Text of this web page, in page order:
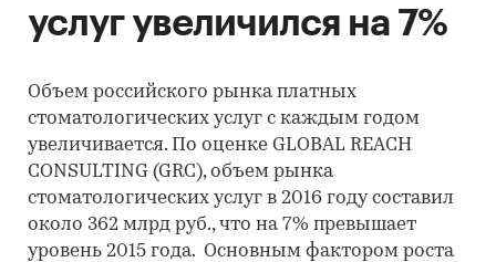
услуг увеличился на 7%
Объем российского рынка платных
стоматологических услуг с каждым годом
увеличивается. По оценке GLOBAL REACH
CONSULTING (GRC), объем рынка
стоматологических услуг в 2016 году составил
около 362 млрд руб., что на 7% превышает
уровень 2015 года. Основным фактором роста